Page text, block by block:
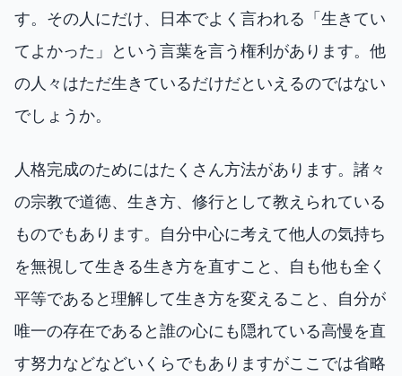
す。その人にだけ、日本でよく言われる「生きてい
てよかった」という言葉を言う権利があります。他
の人々はただ生きているだけだといえるのではない
でしょうか。
人格完成のためにはたくさん方法があります。諸々
の宗教で道徳、生き方、修行として教えられている
ものでもあります。自分中心に考えて他人の気持ち
を無視して生きる生き方を直すこと、自も他も全く
平等であると理解して生き方を変えること、自分が
唯一の存在であると誰の心にも隠れている高慢を直
す努力などなどいくらでもありますがここでは省略